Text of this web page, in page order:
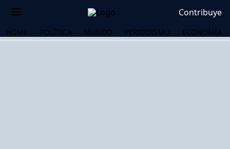
Contribuye
HOME POLÍTICA MUNDO PERIODISMO ECONOMÍA